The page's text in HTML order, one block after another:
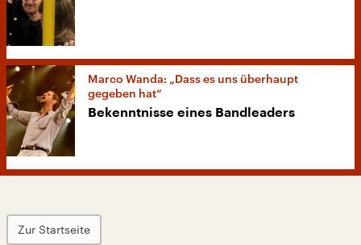
Marco Wanda: „Dass es uns überhaupt
gegeben hat“
Bekenntnisse eines Bandleaders
Zur Startseite